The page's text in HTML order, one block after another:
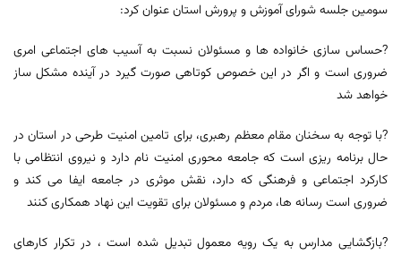
سومین جلسه شورای آموزش و پرورش استان عنوان کرد:
?حساس سازی خانواده ها و مسئولان نسبت به آسیب های اجتماعی امری
ضروری است و اگر در این خصوص کوتاهی صورت گیرد در آینده مشکل ساز
خواهد شد
?با توجه به سخنان مقام معظم رهبری، برای تامین امنیت طرحی در استان در
حال برنامه ریزی است که جامعه محوری امنیت نام دارد و نیروی انتظامی با
کارکرد اجتماعی و فرهنگی که دارد، نقش موثری در جامعه ایفا می کند و
ضروری است رسانه ها، مردم و مسئولان برای تقویت این نهاد همکاری کنند
?بازگشایی مدارس به یک رویه معمول تبدیل شده است ، در تکرار کارهای